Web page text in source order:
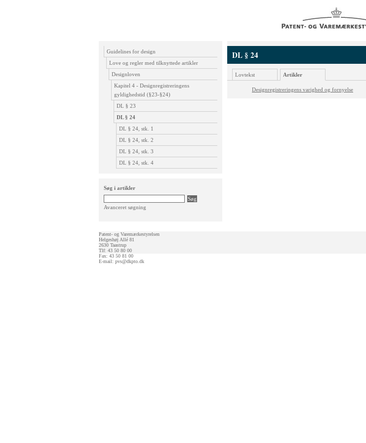
Guidelines for design
Love og regler med tilknyttede artikler
Designloven
Kapitel 4 - Designregistreringens
gyldighedstid (§23-§24)
DL § 23
DL § 24
DL § 24, stk. 1
DL § 24, stk. 2
DL § 24, stk. 3
DL § 24, stk. 4
Søg i artikler
Avanceret søgning
DL § 24
Lovtekst Artikler
Designregistreringens varighed og fornyelse
Patent- og Varemærkestyrelsen
Helgeshøj Allé 81
2630 Taastrup
Tlf: 43 50 80 00
Fax: 43 50 81 00
E-mail: pvs@dkpto.dk